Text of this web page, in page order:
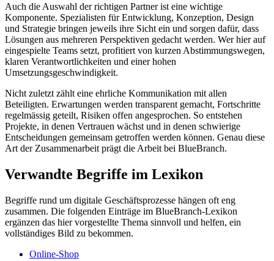
Auch die Auswahl der richtigen Partner ist eine wichtige
Komponente. Spezialisten für Entwicklung, Konzeption, Design
und Strategie bringen jeweils ihre Sicht ein und sorgen dafür, dass
Lösungen aus mehreren Perspektiven gedacht werden. Wer hier auf
eingespielte Teams setzt, profitiert von kurzen Abstimmungswegen,
klaren Verantwortlichkeiten und einer hohen
Umsetzungsgeschwindigkeit.
Nicht zuletzt zählt eine ehrliche Kommunikation mit allen
Beteiligten. Erwartungen werden transparent gemacht, Fortschritte
regelmässig geteilt, Risiken offen angesprochen. So entstehen
Projekte, in denen Vertrauen wächst und in denen schwierige
Entscheidungen gemeinsam getroffen werden können. Genau diese
Art der Zusammenarbeit prägt die Arbeit bei BlueBranch.
Verwandte Begriffe im Lexikon
Begriffe rund um digitale Geschäftsprozesse hängen oft eng
zusammen. Die folgenden Einträge im BlueBranch-Lexikon
ergänzen das hier vorgestellte Thema sinnvoll und helfen, ein
vollständiges Bild zu bekommen.
Online-Shop